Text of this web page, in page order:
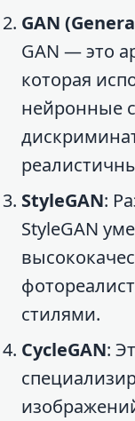
GAN
GAN — это
которая
нейронные
StyleGAN:
StyleGAN
стилями.
CycleGAN: